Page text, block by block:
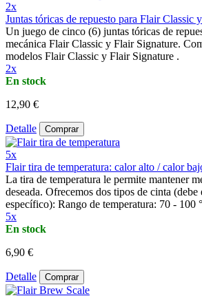
2x
Juntas tóricas de repuesto para Flair Classic
Un juego de cinco (6) juntas tóricas de
mecánica Flair Classic y Flair Signature.
modelos Flair Classic y Flair Signature .
2x
En stock
12,90 €
Detalle Comprar
5x
Flair tira de temperatura: calor alto / calor
La tira de temperatura le permite mantener
deseada. Ofrecemos dos tipos de cinta
específico): Rango de temperatura: 70 - 100
5x
En stock
6,90 €
Detalle Comprar